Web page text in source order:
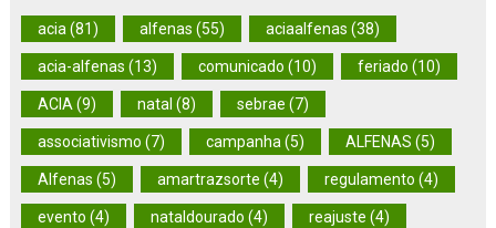
acia (81) alfenas (55) aciaalfenas (38)
acia-alfenas (13) comunicado (10) feriado (10)
ACIA (9) natal (8) sebrae (7)
associativismo (7) campanha (5) ALFENAS (5)
Alfenas (5) amartrazsorte (4) regulamento (4)
evento (4) nataldourado (4) reajuste (4)